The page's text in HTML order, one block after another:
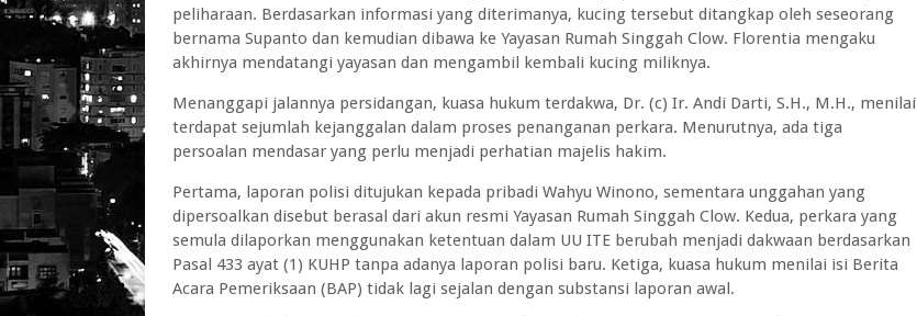
peliharaan. Berdasarkan informasi yang diterimanya, kucing tersebut ditangkap oleh seseorang
bernama Supanto dan kemudian dibawa ke Yayasan Rumah Singgah Clow. Florentia mengaku
akhirnya mendatangi yayasan dan mengambil kembali kucing miliknya.
Menanggapi jalannya persidangan, kuasa hukum terdakwa, Dr. (c) Ir. Andi Darti, S.H., M.H., menilai
terdapat sejumlah kejanggalan dalam proses penanganan perkara. Menurutnya, ada tiga
persoalan mendasar yang perlu menjadi perhatian majelis hakim.
Pertama, laporan polisi ditujukan kepada pribadi Wahyu Winono, sementara unggahan yang
dipersoalkan disebut berasal dari akun resmi Yayasan Rumah Singgah Clow. Kedua, perkara yang
semula dilaporkan menggunakan ketentuan dalam UU ITE berubah menjadi dakwaan berdasarkan
Pasal 433 ayat (1) KUHP tanpa adanya laporan polisi baru. Ketiga, kuasa hukum menilai isi Berita
Acara Pemeriksaan (BAP) tidak lagi sejalan dengan substansi laporan awal.